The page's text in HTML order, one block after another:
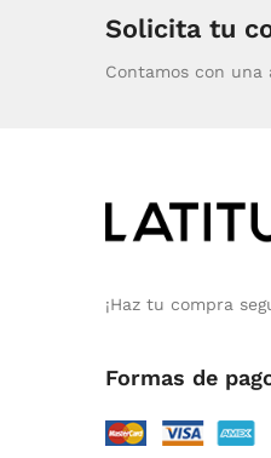
Solicita tu
Contamos con una
¡Haz tu compra
Formas de